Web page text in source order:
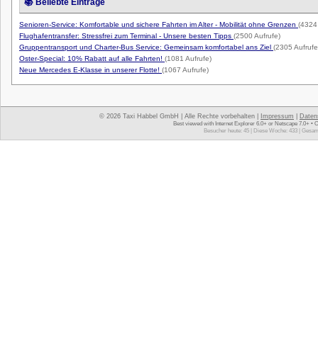
📚 Beliebte Einträge
Senioren-Service: Komfortable und sichere Fahrten im Alter - Mobilität ohne Grenzen
Flughafentransfer: Stressfrei zum Terminal - Unsere besten Tipps (2500 Aufrufe)
Gruppentransport und Charter-Bus Service: Gemeinsam komfortabel ans Ziel (2305
Oster-Special: 10% Rabatt auf alle Fahrten! (1081 Aufrufe)
Neue Mercedes E-Klasse in unserer Flotte! (1067 Aufrufe)
© 2026 Taxi Habbel GmbH | Alle Rechte vorbehalten | Impressum
Best viewed with Internet Explorer 6.0+ or Netscape 7.0+ •
Besucher heute: 45 | Diese Woche: 433 |